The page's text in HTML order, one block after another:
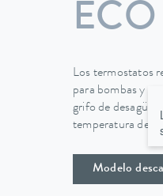
Los termostatos
para bombas y
grifo de desagüe
temperatura de
Modelo